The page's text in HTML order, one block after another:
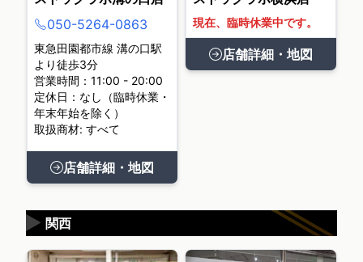
050-5264-0863
東急田園都市線 溝の口駅
より徒歩3分
営業時間：11:00 - 20:00
定休日：なし（臨時休業・
年末年始を除く）
取扱商材: すべて
店舗詳細・地図
現在、臨時休業中です。
店舗詳細・地図
関西
▶